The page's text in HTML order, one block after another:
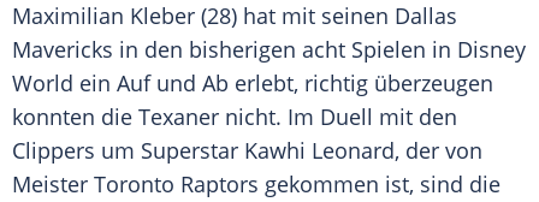
Maximilian Kleber (28) hat mit seinen Dallas
Mavericks in den bisherigen acht Spielen in Disney
World ein Auf und Ab erlebt, richtig überzeugen
konnten die Texaner nicht. Im Duell mit den
Clippers um Superstar Kawhi Leonard, der von
Meister Toronto Raptors gekommen ist, sind die